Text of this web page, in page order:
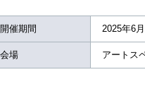
開催期間 2025年6
会場 アートス